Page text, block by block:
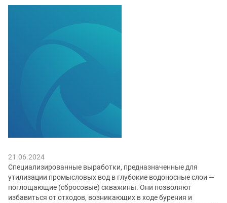
21.06.2024
Специализированные выработки, предназначенные для
утилизации промысловых вод в глубокие водоносные слои —
поглощающие (сбросовые) скважины. Они позволяют
избавиться от отходов, возникающих в ходе бурения и